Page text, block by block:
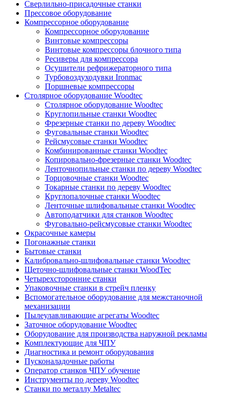
Сверлильно-присадочные станки
Прессовое оборудование
Компрессорное оборудование
Компрессорное оборудование
Винтовые компрессоры
Винтовые компрессоры блочного типа
Ресиверы для компрессора
Осушители рефрижераторного типа
Турбовоздуходувки Ironmac
Поршневые компрессоры
Столярное оборудование Woodtec
Столярное оборудование Woodtec
Круглопильные станки Woodtec
Фрезерные станки по дереву Woodtec
Фуговальные станки Woodtec
Рейсмусовые станки Woodtec
Комбинированные станки Woodtec
Копировально-фрезерные станки Woodtec
Ленточнопильные станки по дереву Woodtec
Торцовочные станки Woodtec
Токарные станки по дереву Woodtec
Круглопалочные станки Woodtec
Ленточные шлифовальные станки Woodtec
Автоподатчики для станков Woodtec
Фуговально-рейсмусовые станки Woodtec
Окрасочные камеры
Погонажные станки
Бытовые станки
Калибровально-шлифовальные станки Woodtec
Щеточно-шлифовальные станки WoodTec
Четырехсторонние станки
Упаковочные станки в стрейч пленку
Вспомогательное оборудование для межстаночной
механизации
Пылеулавливающие агрегаты Woodtec
Заточное оборудование Woodtec
Оборудование для производства наружной рекламы
Комплектующие для ЧПУ
Диагностика и ремонт оборудования
Пусконаладочные работы
Оператор станков ЧПУ обучение
Инструменты по дереву Woodtec
Станки по металлу Metaltec